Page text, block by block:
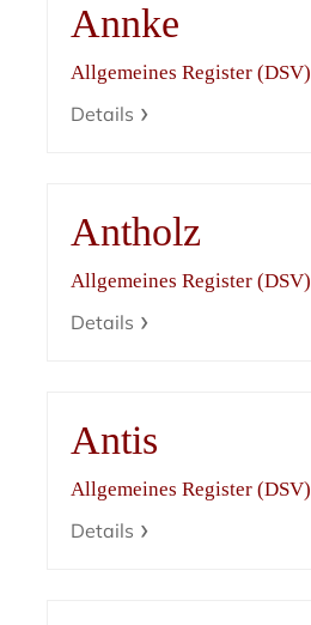
Annke
Allgemeines Register (DSV)
Details
Antholz
Allgemeines Register (DSV)
Details
Antis
Allgemeines Register (DSV)
Details